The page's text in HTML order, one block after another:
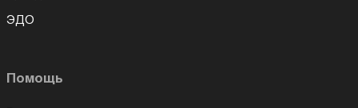
ЭДО
Помощь